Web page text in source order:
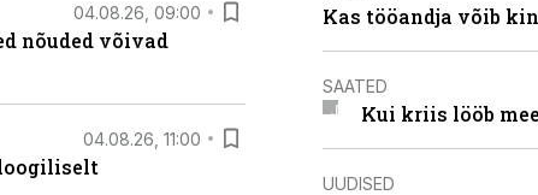
04.08.26, 09:00
nõuded võivad
04.08.26, 11:00
Kas tööandja võib
SAATED
Kui kriis lööb
UUDISED